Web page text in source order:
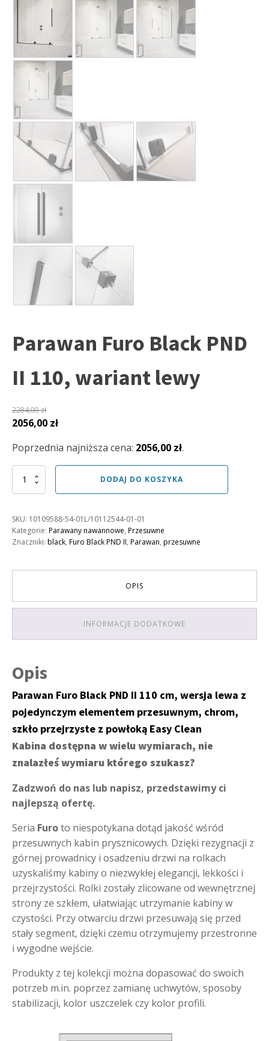
Parawan Furo Black PND
II 110, wariant lewy
2284,00zł
Pierwotna
wynosiła:
2284,00 zł.
2056,00 złAktualna
wynosi:
2056,00 zł.
Poprzednia najniższa cena: 2056,00 zł.
ilość
Parawan
PND
II
110,
DODAJ DO KOSZYKA
SKU: 10109588-54-01L/10112544-01-01
Kategorie: Parawany nawannowe, Przesuwne
Znaczniki: black, Furo Black PND II, Parawan, przesuwne
OPIS
INFORMACJE DODATKOWE
Opis
Parawan Furo Black PND II 110 cm, wersja lewa z
pojedynczym elementem przesuwnym, chrom,
szkło przejrzyste z powłoką Easy Clean
Kabina dostępna w wielu wymiarach, nie
znalazłeś wymiaru którego szukasz?
Zadzwoń do nas lub napisz, przedstawimy ci
najlepszą ofertę.
Seria Furoto niespotykana dotąd jakość wśród
przesuwnych kabin prysznicowych. Dzięki rezygnacji z
górnej prowadnicy i osadzeniu drzwi na rolkach
uzyskaliśmy kabiny o niezwykłej elegancji, lekkości i
przejrzystości. Rolki zostały zlicowane od wewnętrznej
strony ze szkłem, ułatwiając utrzymanie kabiny w
czystości. Przy otwarciu drzwi przesuwają się przed
stały segment, dzięki czemu otrzymujemy przestronne
i wygodne wejście.
Produkty z tej kolekcji można dopasować do swoich
potrzeb m.in. poprzez zamianę uchwytów, sposoby
stabilizacji, kolor uszczelek czy kolor profili.